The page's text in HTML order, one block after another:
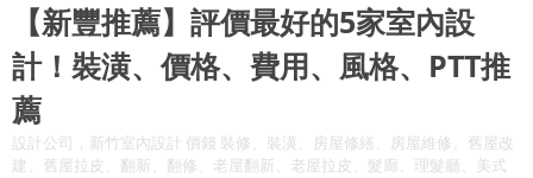
【新豐推薦】評價最好的5家室內設
計！裝潢、價格、費用、風格、PTT推
薦
設計公司，新竹室內設計 價錢 裝修、裝潢、房屋修繕、房屋維修、舊屋改
建、舊屋拉皮、翻新、翻修、老屋翻新、老屋拉皮、髮廊、理髮廳、美式